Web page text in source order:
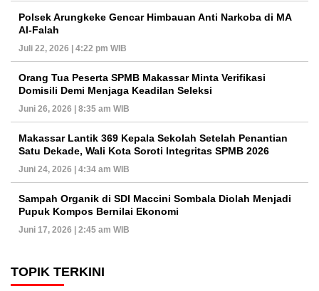
Polsek Arungkeke Gencar Himbauan Anti Narkoba di MA
Al-Falah
Juli 22, 2026 | 4:22 pm WIB
Orang Tua Peserta SPMB Makassar Minta Verifikasi
Domisili Demi Menjaga Keadilan Seleksi
Juni 26, 2026 | 8:35 am WIB
Makassar Lantik 369 Kepala Sekolah Setelah Penantian
Satu Dekade, Wali Kota Soroti Integritas SPMB 2026
Juni 24, 2026 | 4:34 am WIB
Sampah Organik di SDI Maccini Sombala Diolah Menjadi
Pupuk Kompos Bernilai Ekonomi
Juni 17, 2026 | 2:45 am WIB
TOPIK TERKINI